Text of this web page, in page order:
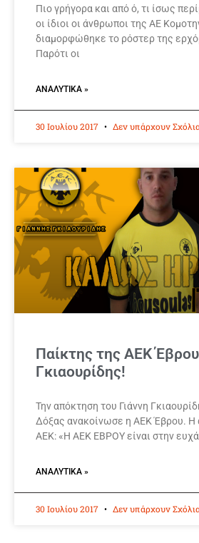
Πιο γρήγορα και από ό, τι ίσως
οι ίδιοι οι άνθρωποι της ΑΕ
διαμορφώθηκε το ρόστερ της
Παρότι οι
ΑΝΑΛΥΤΙΚΆ »
30 Ιουλίου 2017 Δεν υπάρχουν
Παίκτης της ΑΕΚ
Γκιαουρίδης!
Την απόκτηση του Γιάννη
Δόξας ανακοίνωσε η ΑΕΚ Έβρου. Η
ΑΕΚ: «Η ΑΕΚ ΕΒΡΟΥ είναι στην
ΑΝΑΛΥΤΙΚΆ »
30 Ιουλίου 2017 Δεν υπάρχουν